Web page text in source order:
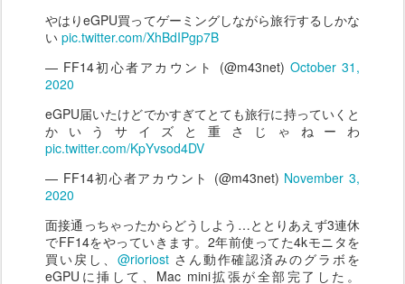
やはりeGPU買ってゲーミングしながら旅行するしかな
い pic.twitter.com/XhBdIPgp7B
— FF14初心者アカウント (@m43net) October 31,
2020
eGPU届いたけどでかすぎてとても旅行に持っていくと
かいうサイズと重さじゃねーわ
pic.twitter.com/KpYvsod4DV
— FF14初心者アカウント (@m43net) November 3,
2020
面接通っちゃったからどうしよう…ととりあえず3連休
でFF14をやっていきます。2年前使ってた4kモニタを
買い戻し、 @rioriostさん動作確認済みのグラボを
eGPUに挿して、Mac mini拡張が全部完了した。